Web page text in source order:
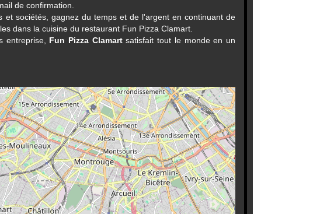
de confirmation.
et sociétés, gagnez du temps et de l'argent en continuant de
dans la cuisine du restaurant Fun Pizza Clamart
entreprise, Fun Pizza Clamartsatisfait tout le monde en un